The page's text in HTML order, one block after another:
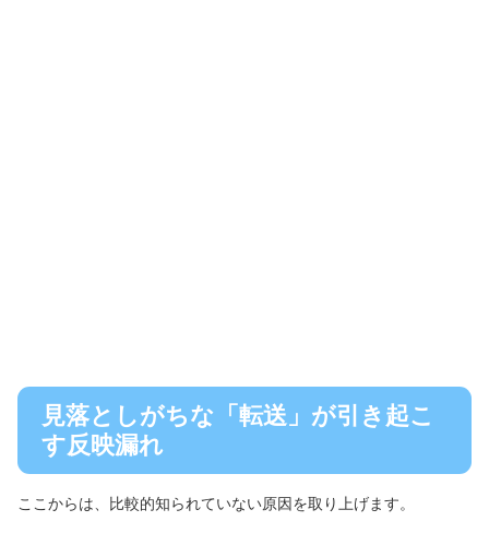
見落としがちな「転送」が引き起こ
す反映漏れ
ここからは、比較的知られていない原因を取り上げます。